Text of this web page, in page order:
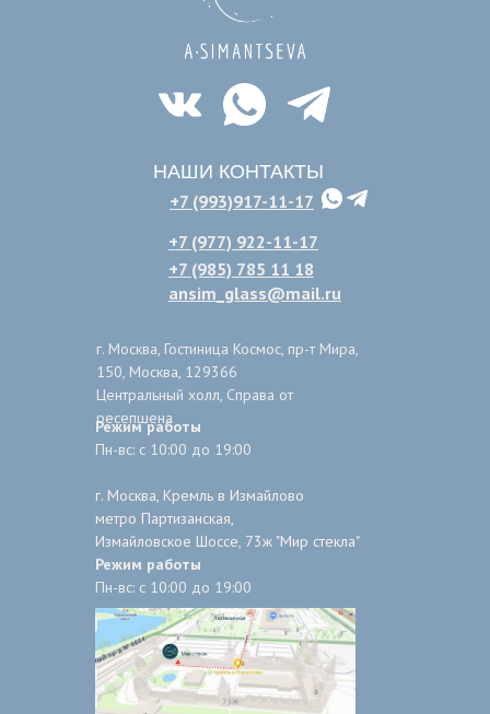
НАШИ КОНТАКТЫ
+7 (993)917-11-17
+7 (985) 785 11 18
г. Москва, Гостиница Космос, пр-т Мира,
150, Москва, 129366
Центральный холл, Справа от
ресепшена
Режим работы
Пн-вс: с 10:00 до 19:00
г. Москва, Кремль в Измайлово
метро Партизанская,
Измайловское Шоссе, 73ж "Мир стекла"
Режим работы
Пн-вс: с 10:00 до 19:00
ansim_glass@mail.ru
+7 (977) 922-11-17